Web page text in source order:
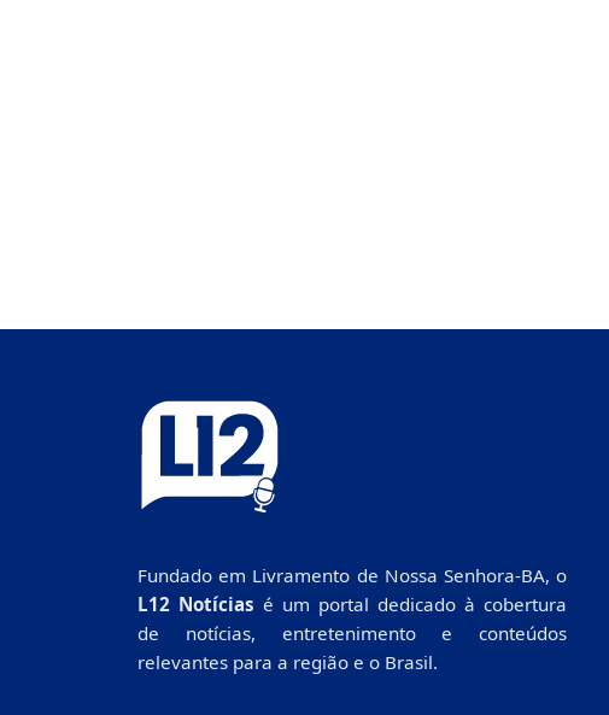
Fundado em Livramento de Nossa Senhora-BA, o
L12 Notícias é um portal dedicado à cobertura
de notícias, entretenimento e conteúdos
relevantes para a região e o Brasil.